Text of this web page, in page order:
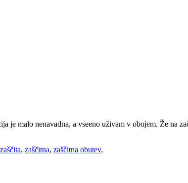
malo nenavadna, a vseeno uživam v obojem. Že na
zaščita, zaščitna, zaščitna obutev.